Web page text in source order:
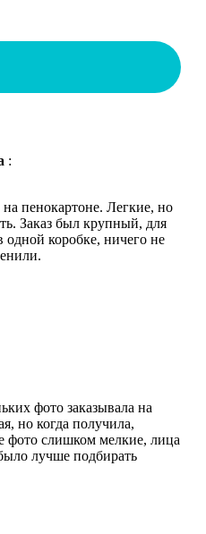
:
пенокартоне. Легкие, но
Заказ был крупный, для
одной коробке, ничего не
фото заказывала на
но когда получила,
фото слишком мелкие, лица
лучше подбирать